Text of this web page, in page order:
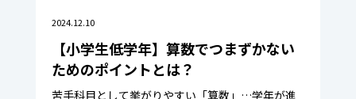
2024.12.10
【小学生低学年】算数でつまずかない
ためのポイントとは？
苦手科目として挙がりやすい「算数」…学年が進